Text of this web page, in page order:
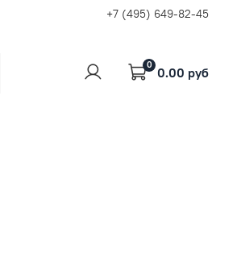
+7 (495) 649-82-45
0 0.00 руб